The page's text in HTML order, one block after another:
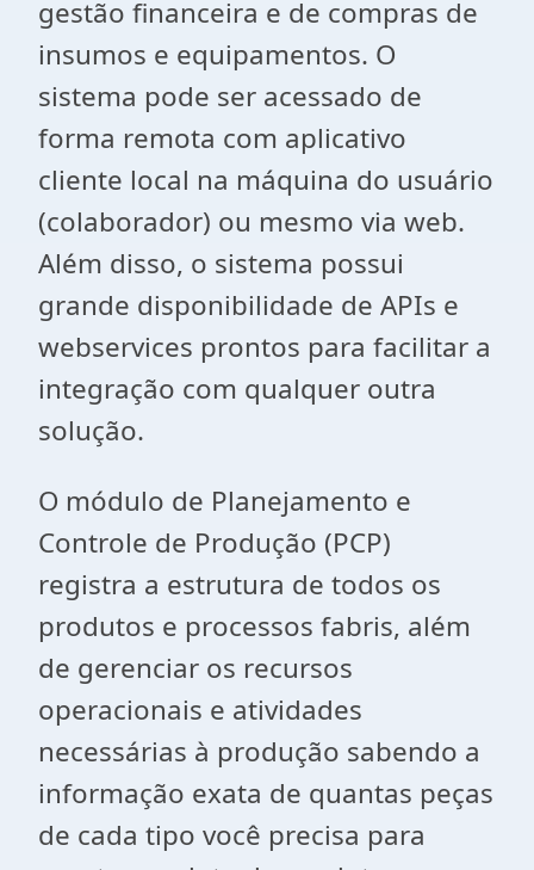
gestão financeira e de compras de
insumos e equipamentos. O
sistema pode ser acessado de
forma remota com aplicativo
cliente local na máquina do usuário
(colaborador) ou mesmo via web.
Além disso, o sistema possui
grande disponibilidade de APIs e
webservices prontos para facilitar a
integração com qualquer outra
solução.
O módulo de Planejamento e
Controle de Produção (PCP)
registra a estrutura de todos os
produtos e processos fabris, além
de gerenciar os recursos
operacionais e atividades
necessárias à produção sabendo a
informação exata de quantas peças
de cada tipo você precisa para